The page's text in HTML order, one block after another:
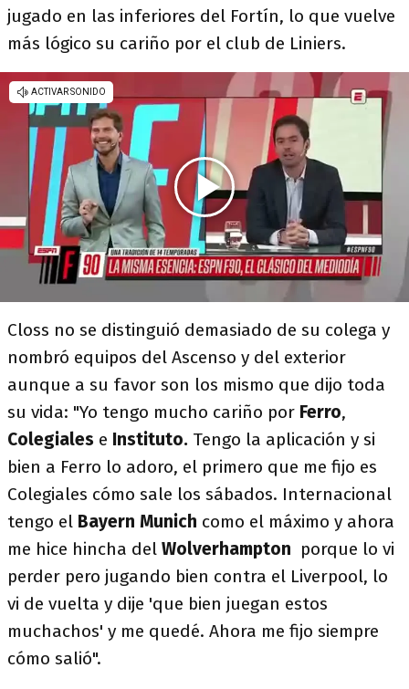
jugado en las inferiores del Fortín, lo que vuelve
más lógico su cariño por el club de Liniers.
Closs no se distinguió demasiado de su colega y
nombró equipos del Ascenso y del exterior
aunque a su favor son los mismo que dijo toda
su vida: "Yo tengo mucho cariño por Ferro,
Colegiales e Instituto. Tengo la aplicación y si
bien a Ferro lo adoro, el primero que me fijo es
Colegiales cómo sale los sábados. Internacional
tengo el Bayern Munich como el máximo y ahora
me hice hincha del Wolverhampton porque lo vi
perder pero jugando bien contra el Liverpool, lo
vi de vuelta y dije 'que bien juegan estos
muchachos' y me quedé. Ahora me fijo siempre
cómo salió".